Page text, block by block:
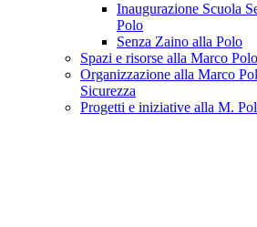
Inaugurazione Scuola
Polo
Senza Zaino alla Polo
Spazi e risorse alla Marco Polo
Organizzazione alla Marco
Sicurezza
Progetti e iniziative alla M.